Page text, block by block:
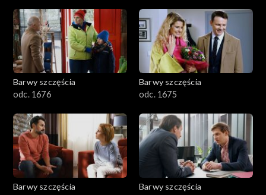
Barwy szczęścia
odc. 1676
Barwy szczęścia
odc. 1675
Barwy szczęścia
Barwy szczęścia